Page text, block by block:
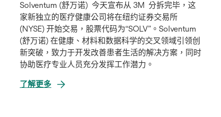
Solventum (舒万诺) 今天宣布从 3M 分拆完毕，这
家新独立的医疗健康公司将在纽约证券交易所
(NYSE) 开始交易，股票代码为“SOLV”。Solventum
(舒万诺) 在健康、材料和数据科学的交叉领域引领创
新突破，致力于开发改善患者生活的解决方案，同时
协助医疗专业人员充分发挥工作潜力。
了解更多